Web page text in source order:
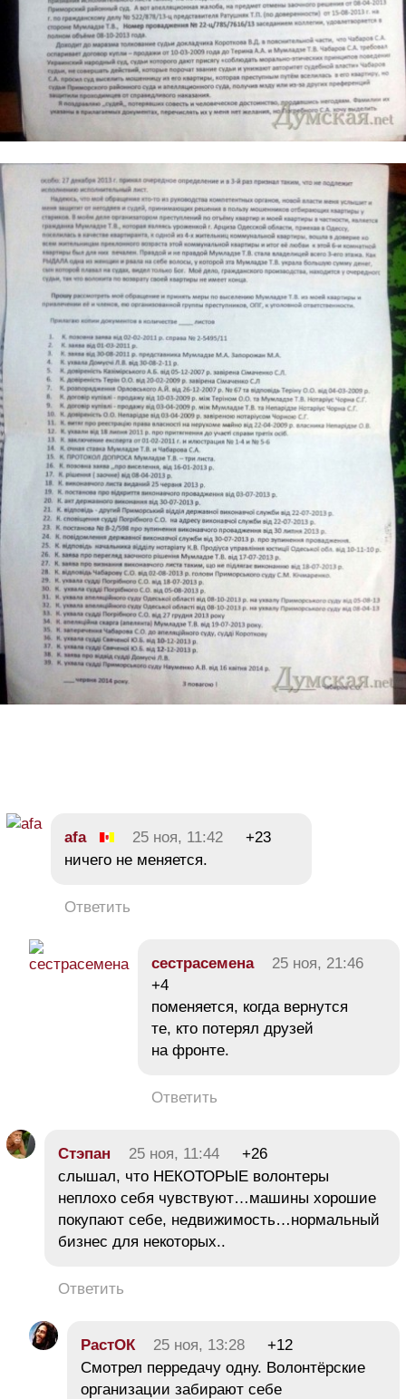
afa 25 ноя, 11:42
+23
ничего не меняется.
Ответить
сестрасемена
25 ноя, 21:46
+4
поменяется, когда вернутся
те, кто потерял друзей
на фронте.
Ответить
Стэпан 25 ноя, 11:44
+26
слышал, что НЕКОТОРЫЕ волонтеры
неплохо себя чувствуют…машины хорошие
покупают себе, недвижимость…нормальный
бизнес для некоторых..
Ответить
РастОК 25 ноя, 13:28
+12
Смотрел перредачу одну. Волонтёрские
организации забирают себе